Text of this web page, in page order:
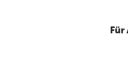
Für